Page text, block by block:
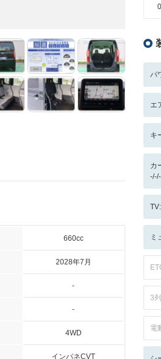
660cc
2028年7月
-
-
4WD
インパネCVT
パ
エ
キ
カ
ミ
3
電